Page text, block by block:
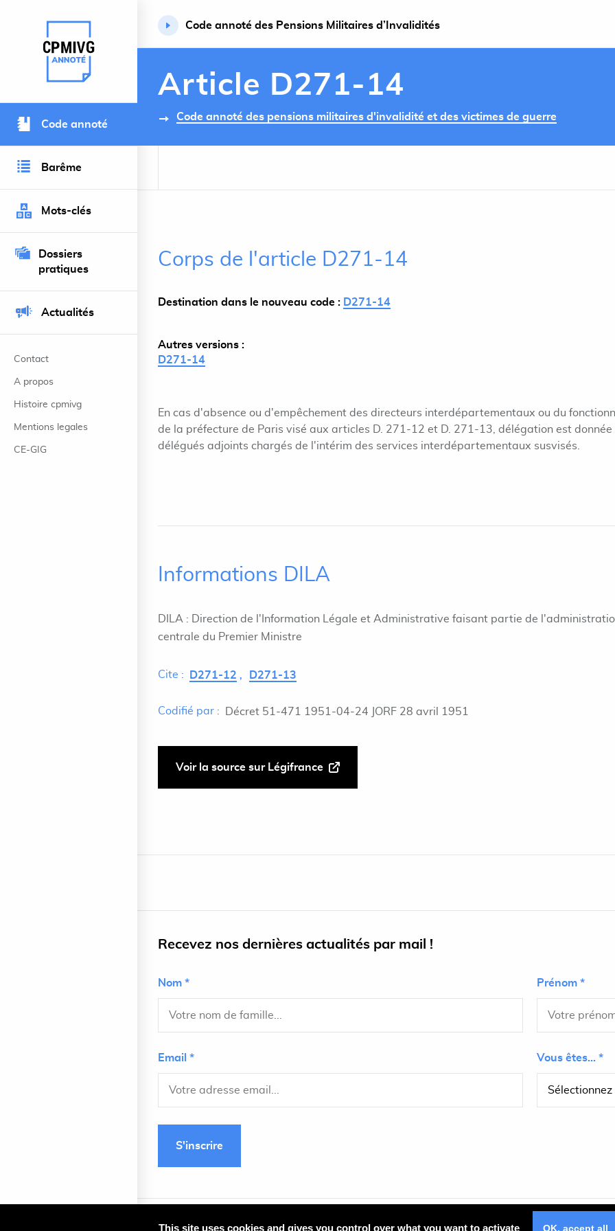
Retour à l’accueil du site
Code annoté
Barême
Mots-clés
Dossiers
pratiques
Actualités
Contact
A propos
Histoire cpmivg
Mentions legales
CE-GIG
Code annoté des Pensions Militaires d’Invalidités
Article D271-14
Code annoté des pensions militaires d'invalidité et des victimes de guerre
Corps de l'article D271-14
Destination dans le nouveau code : D271-14
Autres versions :
D271-14
En cas d'absence ou d'empêchement des directeurs interdépartementaux ou du
de la préfecture de Paris visé aux articles D. 271-12 et D. 271-13, délégation est donnée
délégués adjoints chargés de l'intérim des services interdépartementaux susvisés.
Informations DILA
DILA : Direction de l'Information Légale et Administrative faisant partie de
centrale du Premier Ministre
Cite : D271-12 D271-13
Codifié par : Décret 51-471 1951-04-24 JORF 28 avril 1951
Voir la source sur Légifrance
Recevez nos dernières actualités par mail !
Nom * Prénom *
Email * Vous êtes... *
S'inscrire
Plan du site
This site uses cookies and gives you control over what you want to activate OK, accept all